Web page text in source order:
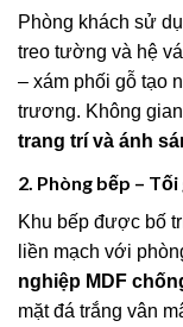
Phòng khách sử
treo tường và hệ
– xám phối gỗ tạo
trương. Không
trang trí và ánh
2. Phòng bếp –
Khu bếp được bố
liền mạch với
nghiệp MDF
mặt đá trắng vân